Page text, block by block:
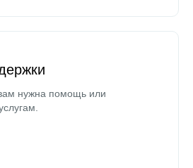
нужна помощь или